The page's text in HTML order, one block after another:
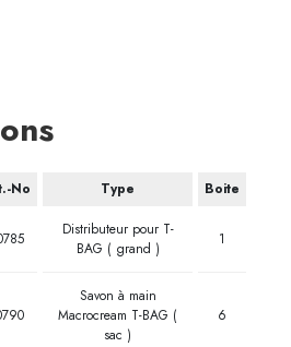
No Type Boite
Distributeur pour T-
BAG ( grand )
1
Savon à main
Macrocream T-BAG (
sac )
6